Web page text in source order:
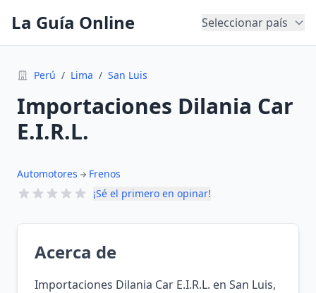
La Guía Online Seleccionar país
Perú / Lima / San Luis
Importaciones Dilania Car
E.I.R.L.
Automotores
Frenos
¡Sé el primero en opinar!
Acerca de
Importaciones Dilania Car E.I.R.L. en San Luis,